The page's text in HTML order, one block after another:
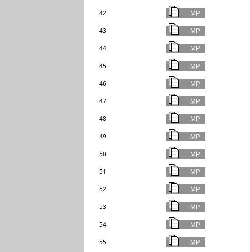
42
43
44
45
46
47
48
49
50
51
52
53
54
55